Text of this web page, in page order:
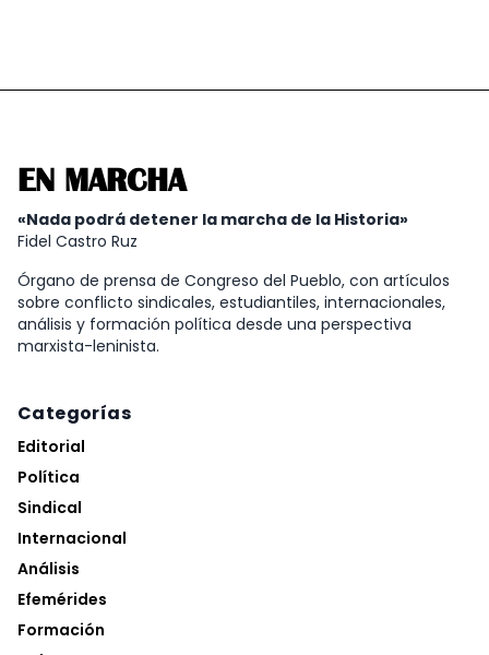
EN MARCHA
«Nada podrá detener la marcha de la Historia»
Fidel Castro Ruz
Órgano de prensa de Congreso del Pueblo, con artículos
sobre conflicto sindicales, estudiantiles, internacionales,
análisis y formación política desde una perspectiva
marxista-leninista.
Categorías
Editorial
Política
Sindical
Internacional
Análisis
Efemérides
Formación